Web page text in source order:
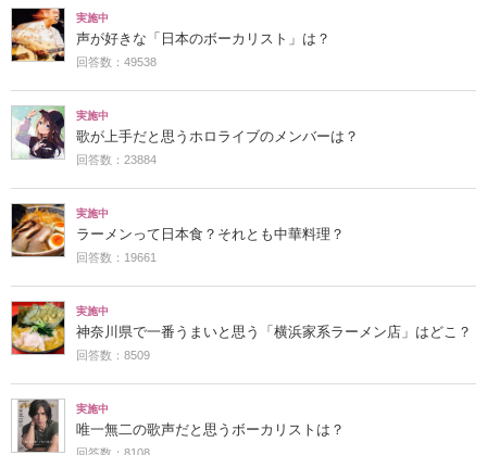
実施中
声が好きな「日本のボーカリスト」は？
回答数：49538
実施中
歌が上手だと思うホロライブのメンバーは？
回答数：23884
実施中
ラーメンって日本食？それとも中華料理？
回答数：19661
実施中
神奈川県で一番うまいと思う「横浜家系ラーメン店」はどこ？
回答数：8509
実施中
唯一無二の歌声だと思うボーカリストは？